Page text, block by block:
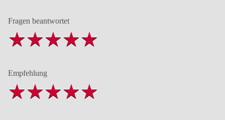
Fragen beantwortet
Empfehlung